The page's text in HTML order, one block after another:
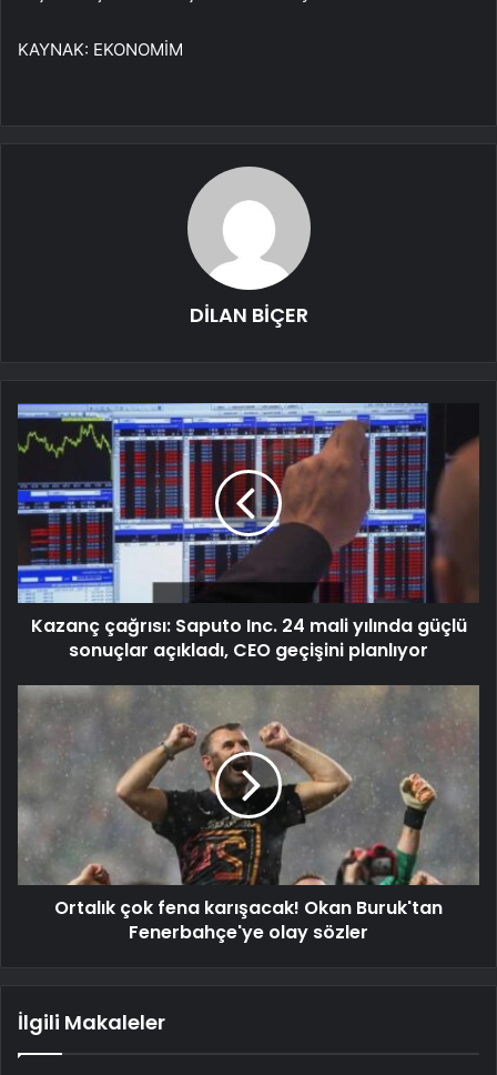
KAYNAK: EKONOMİM
DİLAN BİÇER
Kazanç çağrısı: Saputo Inc. 24 mali yılında güçlü
sonuçlar açıkladı, CEO geçişini planlıyor
Ortalık çok fena karışacak! Okan Buruk'tan
Fenerbahçe'ye olay sözler
İlgili Makaleler